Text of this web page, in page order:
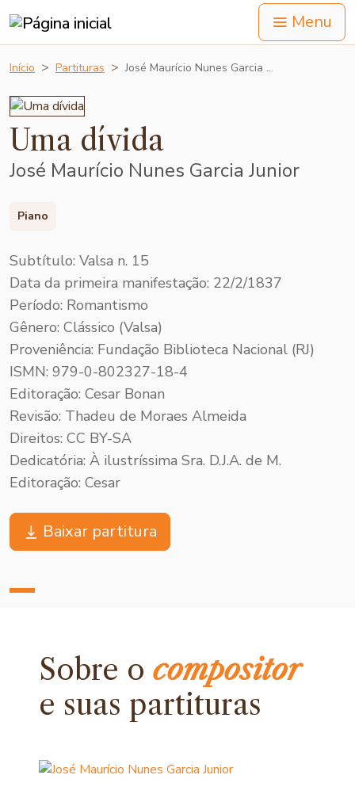
Menu
Início Partituras José Maurício Nunes Garcia …
Uma dívida
José Maurício Nunes Garcia Junior
Piano
Subtítulo: Valsa n. 15
Data da primeira manifestação: 22/2/1837
Período: Romantismo
Gênero: Clássico (Valsa)
Proveniência: Fundação Biblioteca Nacional (RJ)
ISMN: 979-0-802327-18-4
Editoração: Cesar Bonan
Revisão: Thadeu de Moraes Almeida
Direitos: CC BY-SA
Dedicatória: À ilustríssima Sra. D.J.A. de M.
Editoração: Cesar
Baixar partitura
Sobre ocompositor
e suas partituras